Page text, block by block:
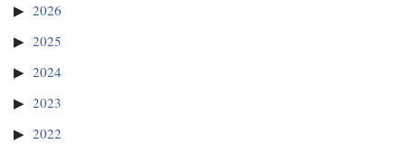
2026
2025
2024
2023
2022